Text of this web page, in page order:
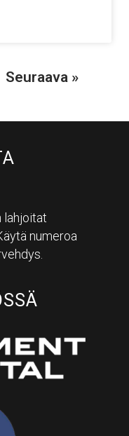
Seuraava »
lahjoitat
numeroa